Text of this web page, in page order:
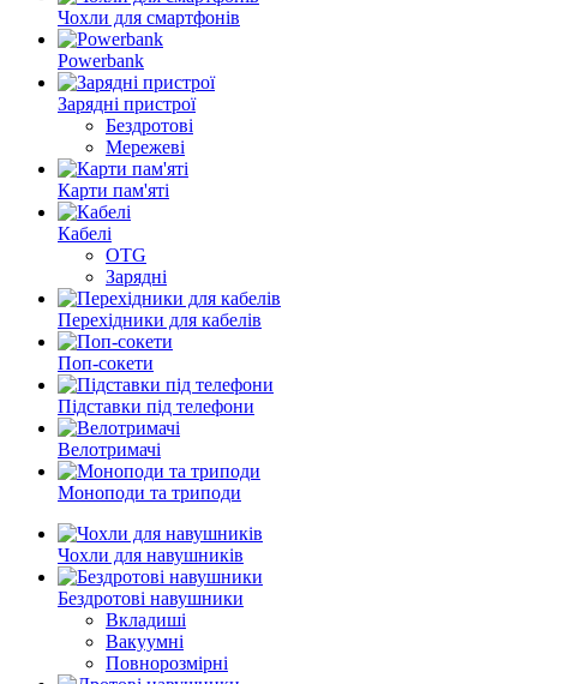
Чохли для смартфонів
Powerbank
Зарядні пристрої
Бездротові
Мережеві
Карти пам'яті
Кабелі
OTG
Зарядні
Перехідники для кабелів
Поп-сокети
Підставки під телефони
Велотримачі
Моноподи та триподи
Чохли для навушників
Бездротові навушники
Вкладиші
Вакуумні
Повнорозмірні